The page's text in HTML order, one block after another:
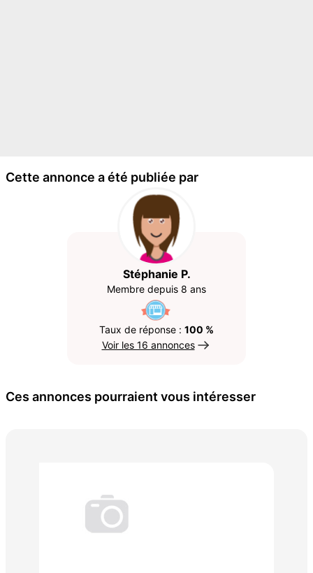
Cette annonce a été publiée par
Stéphanie P.
Membre depuis 8 ans
Taux de réponse : 100 %
Voir les 16 annonces
Ces annonces pourraient vous intéresser